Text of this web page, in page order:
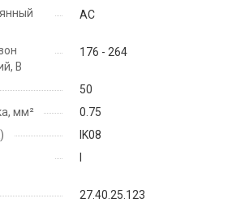
AC
В
176 - 264
50
мм²
0.75
IK08
27.40.25.123